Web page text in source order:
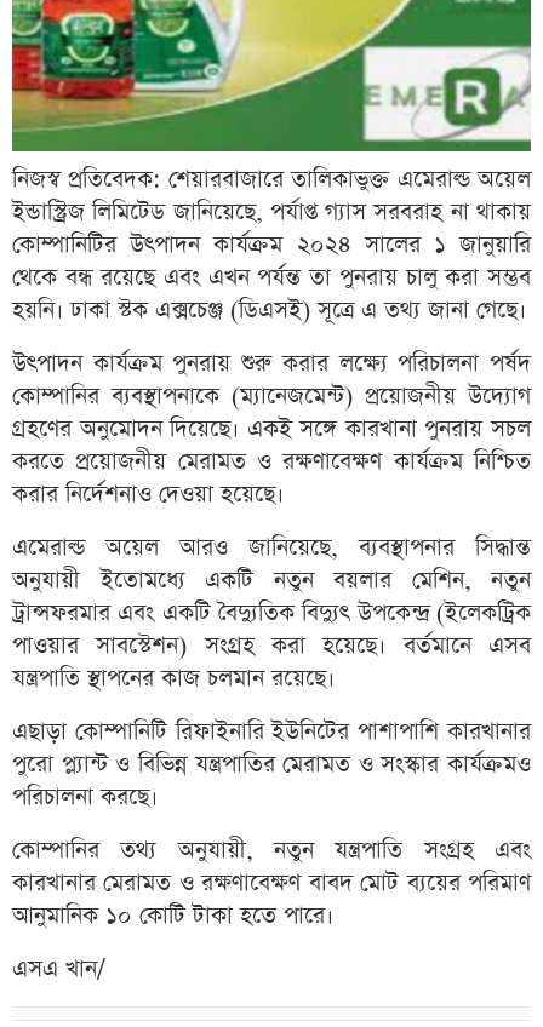
নিজস্ব প্রতিবেদক: শেয়ারবাজারে তালিকাভুক্ত এমেরাল্ড অয়েল
ইন্ডাস্ট্রিজ লিমিটেড জানিয়েছে, পর্যাপ্ত গ্যাস সরবরাহ না থাকায়
কোম্পানিটির উৎপাদন কার্যক্রম ২০২৪ সালের ১ জানুয়ারি
থেকে বন্ধ রয়েছে এবং এখন পর্যন্ত তা পুনরায় চালু করা সম্ভব
হয়নি। ঢাকা স্টক এক্সচেঞ্জ (ডিএসই) সূত্রে এ তথ্য জানা গেছে।
উৎপাদন কার্যক্রম পুনরায় শুরু করার লক্ষ্যে পরিচালনা পর্ষদ
কোম্পানির ব্যবস্থাপনাকে (ম্যানেজমেন্ট) প্রয়োজনীয় উদ্যোগ
গ্রহণের অনুমোদন দিয়েছে। একই সঙ্গে কারখানা পুনরায় সচল
করতে প্রয়োজনীয় মেরামত ও রক্ষণাবেক্ষণ কার্যক্রম নিশ্চিত
করার নির্দেশনাও দেওয়া হয়েছে।
এমেরাল্ড অয়েল আরও জানিয়েছে, ব্যবস্থাপনার সিদ্ধান্ত
অনুযায়ী ইতোমধ্যে একটি নতুন বয়লার মেশিন, নতুন
ট্রান্সফরমার এবং একটি বৈদ্যুতিক বিদ্যুৎ উপকেন্দ্র (ইলেকট্রিক
পাওয়ার সাবস্টেশন) সংগ্রহ করা হয়েছে। বর্তমানে এসব
যন্ত্রপাতি স্থাপনের কাজ চলমান রয়েছে।
এছাড়া কোম্পানিটি রিফাইনারি ইউনিটের পাশাপাশি কারখানার
পুরো প্ল্যান্ট ও বিভিন্ন যন্ত্রপাতির মেরামত ও সংস্কার কার্যক্রমও
পরিচালনা করছে।
কোম্পানির তথ্য অনুযায়ী, নতুন যন্ত্রপাতি সংগ্রহ এবং
কারখানার মেরামত ও রক্ষণাবেক্ষণ বাবদ মোট ব্যয়ের পরিমাণ
আনুমানিক ১০ কোটি টাকা হতে পারে।
এসএ খান/